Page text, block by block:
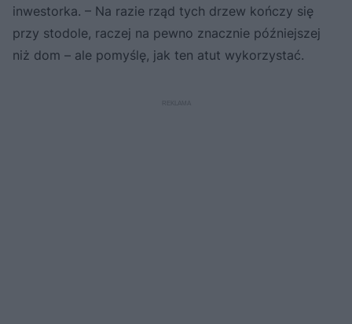
inwestorka. – Na razie rząd tych drzew kończy się
przy stodole, raczej na pewno znacznie późniejszej
niż dom – ale pomyślę, jak ten atut wykorzystać.